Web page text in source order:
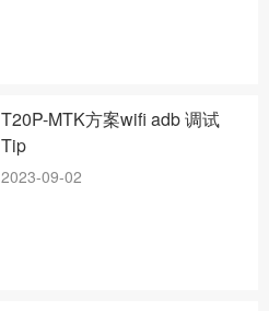
T20P-MTK方案wifi adb 调试
Tip
2023-09-02